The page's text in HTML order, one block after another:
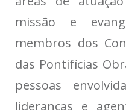
missão e
membros dos
das Pontifícias
pessoas
lideranças e